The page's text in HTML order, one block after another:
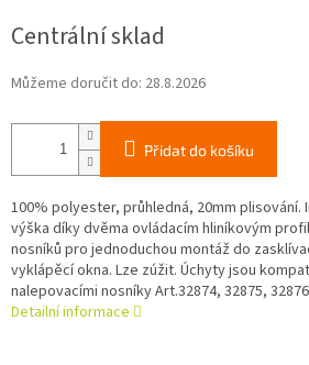
Centrální sklad
Můžeme doručit do: 28.8.2026
Přidat do košíku
100% polyester, průhledná, 20mm plisování.
výška díky dvěma ovládacím hliníkovým
nosníků pro jednoduchou montáž do
vyklápěcí okna. Lze zúžit. Úchyty jsou
nalepovacími nosníky Art.32874, 32875,
Detailní informace